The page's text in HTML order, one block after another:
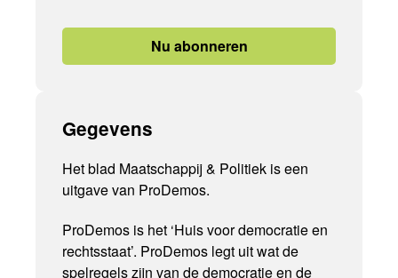
Nu abonneren
Gegevens
Het blad Maatschappij & Politiek is een
uitgave van ProDemos.
ProDemos is het ‘Huis voor democratie en
rechtsstaat’. ProDemos legt uit wat de
spelregels zijn van de democratie en de